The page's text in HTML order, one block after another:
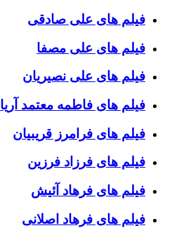
فیلم های علی صادقی
فیلم های علی مصفا
فیلم های علی نصیریان
فیلم های فاطمه معتمد آریا
فیلم های فرامرز قریبیان
فیلم های فرزاد فرزین
فیلم های فرهاد آئیش
فیلم های فرهاد اصلانی